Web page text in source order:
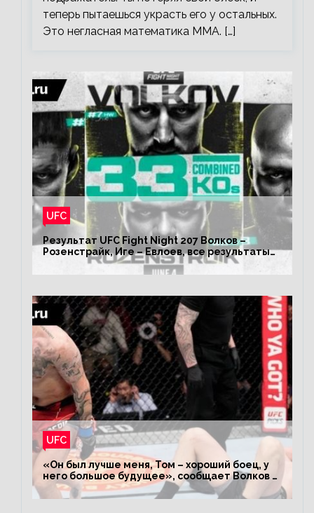
теперь пытаешься украсть его у остальных.
Это негласная математика ММА. […]
UFC
Результат UFC Fight Night 207 Волков –
Розенстрайк, Иге – Евлоев, все результаты
турнира ЮФС ФН 207
UFC
«Он был лучше меня, Том – хороший боец, у
него большое будущее», сообщает Волков –
о поражении Аспиналлу